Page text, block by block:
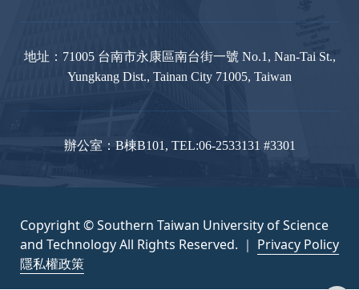
地址：71005 台南市永康區南台街一號 No.1, Nan-Tai St.,
Yungkang Dist., Tainan City 71005, Taiwan
辦公室：B棟B101, TEL:06-2533131 #3301
Copyright © Southern Taiwan University of Science
and Technology All Rights Reserved. ｜ Privacy Policy
隱私權政策